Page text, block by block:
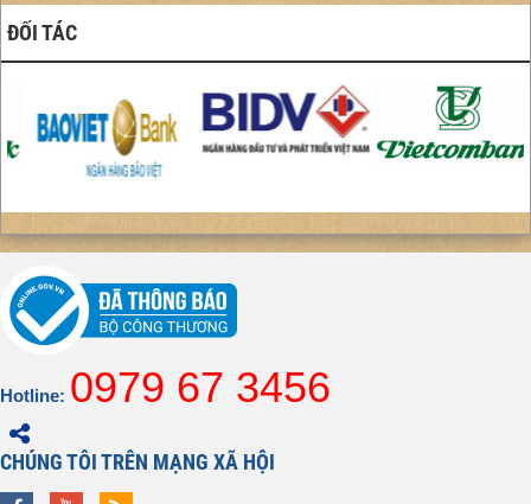
ĐỐI TÁC
Hotline: 0979 67 3456
CHÚNG TÔI TRÊN MẠNG XÃ HỘI